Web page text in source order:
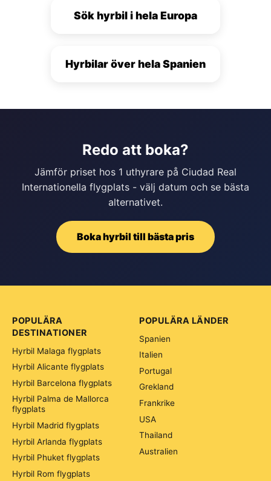
Sök hyrbil i hela Europa
Hyrbilar över hela Spanien
Redo att boka?
Jämför priset hos 1 uthyrare på Ciudad Real
Internationella flygplats - välj datum och se bästa
alternativet.
Boka hyrbil till bästa pris
POPULÄRA
DESTINATIONER
Hyrbil Malaga flygplats
Hyrbil Alicante flygplats
Hyrbil Barcelona flygplats
Hyrbil Palma de Mallorca
flygplats
Hyrbil Madrid flygplats
Hyrbil Arlanda flygplats
Hyrbil Phuket flygplats
Hyrbil Rom flygplats
POPULÄRA LÄNDER
Spanien
Italien
Portugal
Grekland
Frankrike
USA
Thailand
Australien